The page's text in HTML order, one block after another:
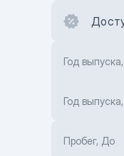
Год
Год
Пробег, До